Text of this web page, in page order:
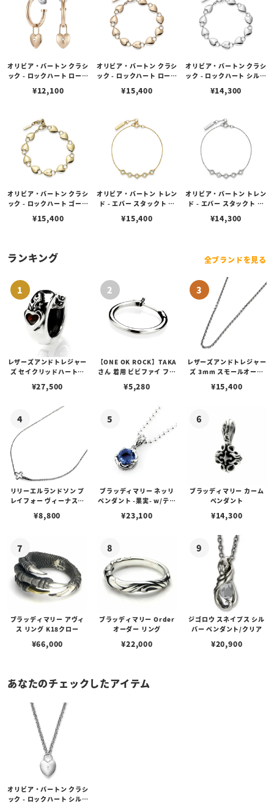
オリビア・バートン クラシ
ック - ロックハート ローズ
¥12,100
オリビア・バートン クラシ
ック - ロックハート ローズ
¥15,400
オリビア・バートン クラシ
ック - ロックハート シルバ
¥14,300
オリビア・バートン クラシ
ック - ロックハート ゴール
¥15,400
オリビア・バートン トレン
ド - エバー スタックト ク
レット
¥15,400
オリビア・バートン トレン
ド - エバー スタックト ク
レット
¥14,300
ランキング 全ブランドを見る
レザーズアンドトレジャー
ズ セイクリッドハートピ
¥27,500
【ONE OK ROCK】TAKA
さん 着用 ビビファイ フー
¥5,280
レザーズアンドトレジャー
ズ 3mm スモールオーバ
ブスタークラスプ＆LTロ
¥15,400
リリーエルランドソン プ
レイフォー ヴィーナスチ
¥8,800
ブラッディマリー ネッリ
ペンダント -果実- w/ティ
¥23,100
ブラッディマリー カーム
ペンダント
¥14,300
ブラッディマリー アヴィ
ス リング K18クロー
¥66,000
ブラッディマリー Order
オーダー リング
¥22,000
ジゴロウ スネイプス シル
バー ペンダント/クリア
¥20,900
あなたのチェックしたアイテム
オリビア・バートン クラシ
ック - ロックハート シルバ